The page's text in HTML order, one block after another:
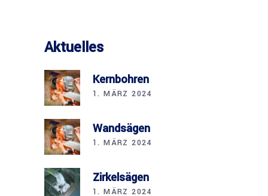
Aktuelles
Kernbohren
1. MÄRZ 2024
Wandsägen
1. MÄRZ 2024
Zirkelsägen
1. MÄRZ 2024